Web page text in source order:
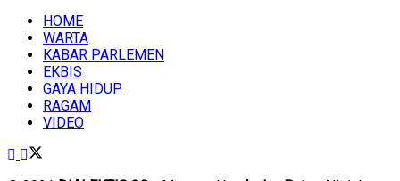
HOME
WARTA
KABAR PARLEMEN
EKBIS
GAYA HIDUP
RAGAM
VIDEO